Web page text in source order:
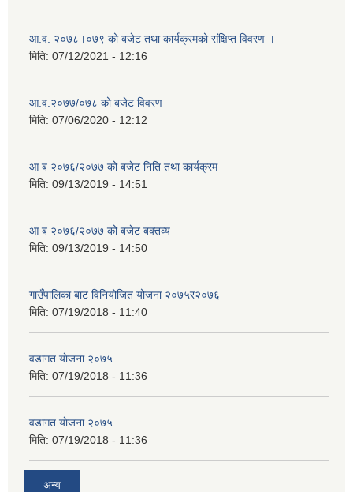
आ.व. २०७८।०७९ को बजेट तथा कार्यक्रमको संक्षिप्त विवरण ।
मिति: 07/12/2021 - 12:16
आ.व.२०७७/०७८ को बजेट विवरण
मिति: 07/06/2020 - 12:12
आ ब २०७६/२०७७ को बजेट निति तथा कार्यक्रम
मिति: 09/13/2019 - 14:51
आ ब २०७६/२०७७ को बजेट बक्तव्य
मिति: 09/13/2019 - 14:50
गाउँपालिका बाट विनियोजित योजना २०७५र२०७६
मिति: 07/19/2018 - 11:40
वडागत याेजना २०७५
मिति: 07/19/2018 - 11:36
वडागत याेजना २०७५
मिति: 07/19/2018 - 11:36
अन्य